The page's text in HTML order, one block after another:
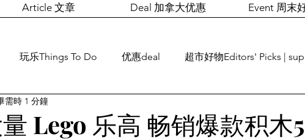
Article 文章 Deal 加拿大优惠 Event 周末
玩乐Things To Do 优惠deal 超市好物Editors' Picks |
潮流others
Lego 乐高 畅销爆款积木
需時 1 分鐘